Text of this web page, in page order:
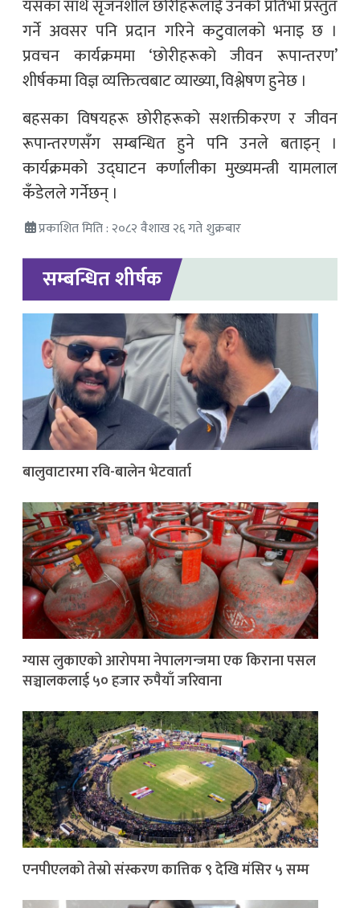
यसका साथै सृजनशील छोरीहरूलाई उनको प्रतिभा प्रस्तुत
गर्ने अवसर पनि प्रदान गरिने कटुवालको भनाइ छ ।
प्रवचन कार्यक्रममा ‘छोरीहरूको जीवन रूपान्तरण’
शीर्षकमा विज्ञ व्यक्तित्वबाट व्याख्या, विश्लेषण हुनेछ ।
बहसका विषयहरू छोरीहरूको सशक्तीकरण र जीवन
रूपान्तरणसँग सम्बन्धित हुने पनि उनले बताइन् ।
कार्यक्रमको उद्घाटन कर्णालीका मुख्यमन्त्री यामलाल
कँडेलले गर्नेछन् ।
प्रकाशित मिति : २०८२ वैशाख २६ गते शुक्रबार
सम्बन्धित शीर्षक
बालुवाटारमा रवि-बालेन भेटवार्ता
ग्यास लुकाएको आरोपमा नेपालगन्जमा एक किराना पसल
सञ्चालकलाई ५० हजार रुपैयाँ जरिवाना
एनपीएलको तेस्रो संस्करण कात्तिक ९ देखि मंसिर ५ सम्म